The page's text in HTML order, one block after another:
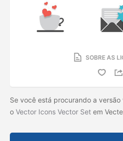
SOBRE AS
Se você está procurando a
o Vector Icons Vector Set em